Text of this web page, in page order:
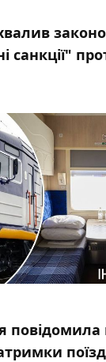
санкції"
повідомила